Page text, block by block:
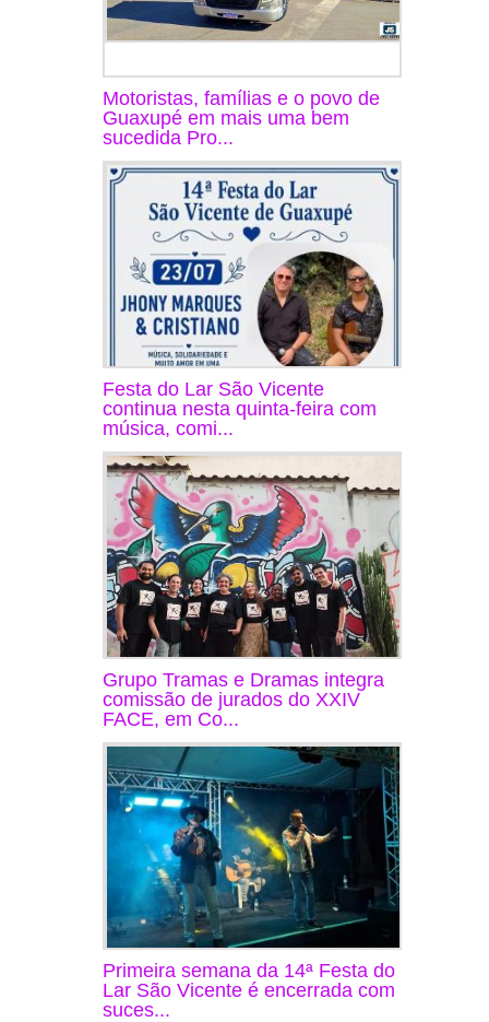
Motoristas, famílias e o povo de
Guaxupé em mais uma bem
sucedida Pro...
Festa do Lar São Vicente
continua nesta quinta-feira com
música, comi...
Grupo Tramas e Dramas integra
comissão de jurados do XXIV
FACE, em Co...
Primeira semana da 14ª Festa do
Lar São Vicente é encerrada com
suces...